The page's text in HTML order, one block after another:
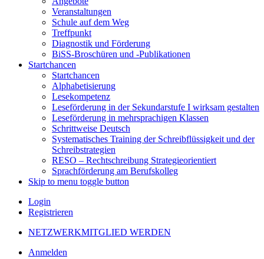
Veranstaltungen
Schule auf dem Weg
Treffpunkt
Diagnostik und Förderung
BiSS-Broschüren und -Publikationen
Startchancen
Startchancen
Alphabetisierung
Lesekompetenz
Leseförderung in der Sekundarstufe I wirksam gestalten
Leseförderung in mehrsprachigen Klassen
Schrittweise Deutsch
Systematisches Training der Schreibflüssigkeit und der
Schreibstrategien
RESO – Rechtschreibung Strategieorientiert
Sprachförderung am Berufskolleg
Skip to menu toggle button
Login
Registrieren
NETZWERKMITGLIED WERDEN
Anmelden